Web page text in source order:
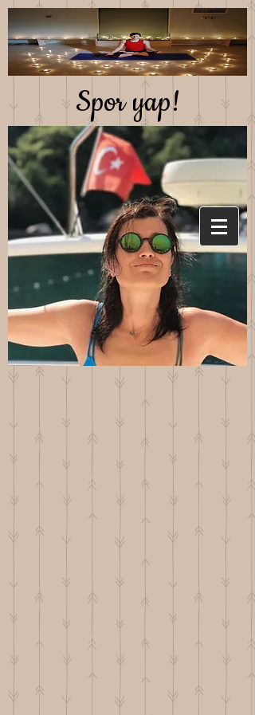
Spor yap!
Saglıklı beslen!
Mutlu kal